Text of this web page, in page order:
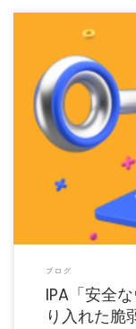
Jtest では、SQLインジェ
リティ脆弱性を […]
ブログ
IPA「安全
り入れた脆